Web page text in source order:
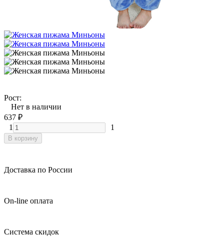
Рост:
Нет в наличии
637 ₽
1
1
В корзину
Доставка по России
On-line оплата
Система скидок